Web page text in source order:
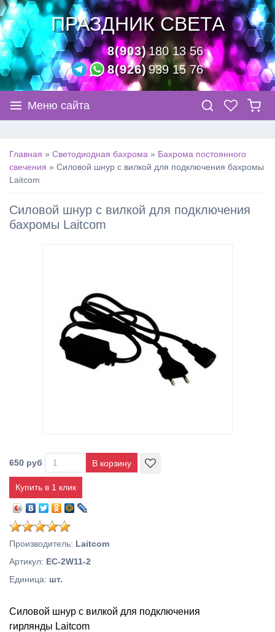
ПРАЗДНИК СВЕТА
8(903)180 13 56
8(926)939 15 76
Меню сайта
Главная » Светодиодная бахрома » Бахрома постоянного
свечения » Силовой шнур с вилкой для подключения бахромы
Laitcom
Силовой шнур с вилкой для подключения
бахромы Laitcom
650 руб
Купить в 1 клик
Производитель: Laitcom
Артикул: EC-2W11-2
Единица: шт.
Силовой шнур с вилкой для подключения
гирлянды Laitcom